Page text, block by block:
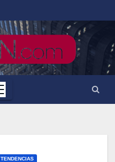
TENDENCIAS